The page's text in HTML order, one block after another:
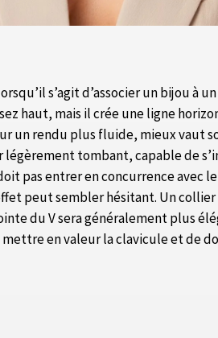
s’agit d’associer un bijou à un
haut, mais il crée une ligne
un rendu plus fluide, mieux vaut
tombant, capable de
pas entrer en concurrence avec
peut sembler hésitant. Un
du V sera généralement plus
en valeur la clavicule et de